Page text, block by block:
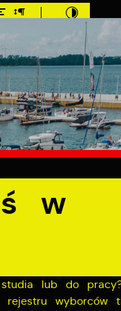
w
studia lub do
rejestru wyborców